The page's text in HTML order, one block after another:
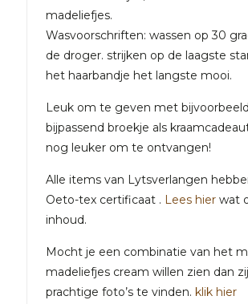
madeliefjes.
Wasvoorschriften: wassen op 30
de droger. strijken op de laagste
het haarbandje het langste mooi.
Leuk om te geven met
bijpassend broekje als
nog leuker om te ontvangen!
Alle items van Lytsverlangen
Oeto-tex certificaat . Lees hier wat
inhoud.
Mocht je een combinatie van het
madeliefjes cream willen zien dan
prachtige foto’s te vinden. klik hier